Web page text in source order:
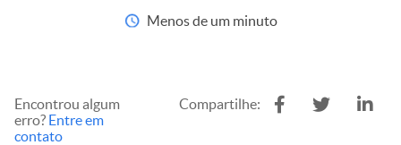
Menos de um minuto
Encontrou algum
erro? Entre em
contato
Compartilhe: